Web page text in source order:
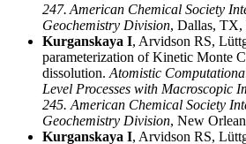
247. American Chemical Society
Geochemistry Division, Dallas, TX,
Kurganskaya I, Arvidson RS,
parameterization of Kinetic Monte
dissolution. Atomistic
Level Processes with Macroscopic
245. American Chemical Society
Geochemistry Division, New
Kurganskaya I, Arvidson RS,